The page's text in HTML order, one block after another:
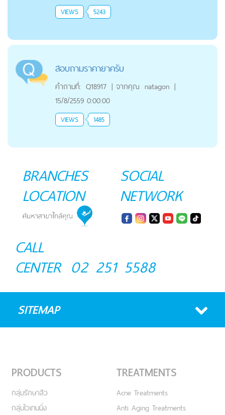
VIEWS 5243
สอบถามราคายาครับ
คำถามที่: Q18917 | จากคุณ natagon |
15/8/2559 0:00:00
VIEWS 1485
BRANCHES
LOCATION
SOCIAL
NETWORK
CALL
CENTER 02 251 5588
SITEMAP
PRODUCTS
กลุ่มรักษาสิว
กลุ่มไวเทนนิ่ง
TREATMENTS
Acne Treatments
Anti Aging Treatments